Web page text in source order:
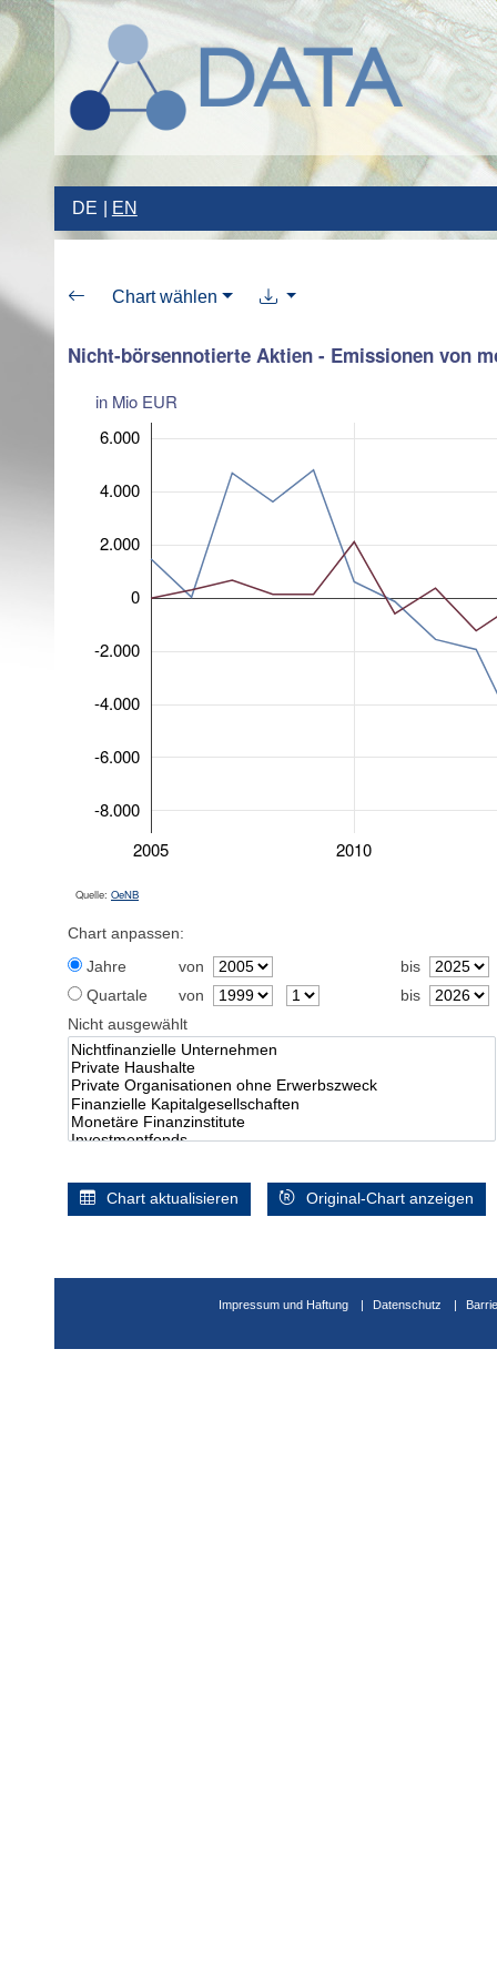
DE EN
Chart wählen
Nicht-börsennotierte Aktien - Emissionen von
in Mio EUR
2005 2010
-8.000
-6.000
-4.000
-2.000
0
2.000
4.000
6.000
Quelle: OeNB
Chart anpassen:
Jahre
von
bis
Quartale
von
bis
Nicht ausgewählt
Chart aktualisieren Original-Chart anzeigen
Impressum und Haftung Datenschutz